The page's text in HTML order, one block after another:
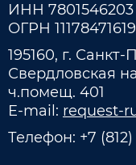
ИНН 7801546203
ОГРН
195160, г. Санкт-
Свердловская
ч.помещ. 401
E-mail: request-
Телефон: +7